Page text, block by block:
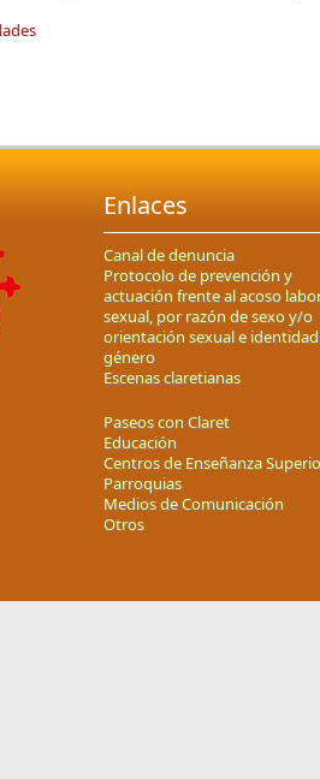
Enlaces
Canal de denuncia
Protocolo de prevención y
actuación frente al acoso
sexual, por razón de sexo y/o
orientación sexual e
género
Escenas claretianas
Paseos con Claret
Educación
Centros de Enseñanza
Parroquias
Medios de Comunicación
Otros